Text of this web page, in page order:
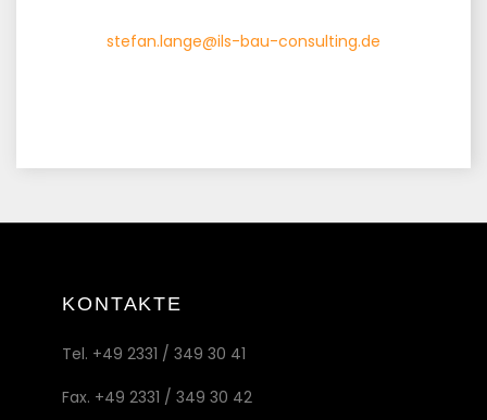
stefan.lange@ils-bau-consulting.de
KONTAKTE
Tel. +49 2331 / 349 30 41
Fax. +49 2331 / 349 30 42